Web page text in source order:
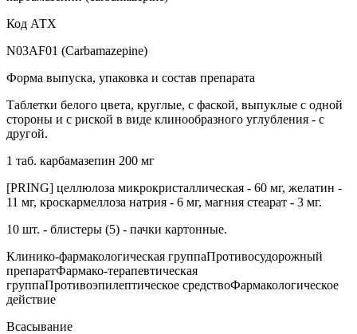
Код АТХ
N03AF01 (Carbamazepine)
Форма выпуска, упаковка и состав препарата
Таблетки белого цвета, круглые, с фаской, выпуклые с одной
стороны и с риской в виде клинообразного углубления - с
другой.
1 таб. карбамазепин 200 мг
[PRING] целлюлоза микрокристаллическая - 60 мг, желатин -
11 мг, кроскармеллоза натрия - 6 мг, магния стеарат - 3 мг.
10 шт. - блистеры (5) - пачки картонные.
Клинико-фармакологическая группаПротивосудорожный
препаратФармако-терапевтическая
группаПротивоэпилептическое средствоФармакологическое
действие
Всасывание